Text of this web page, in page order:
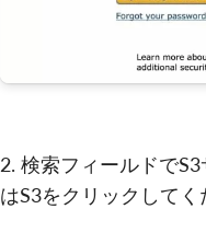
2. 検索フィールドで
はS3をクリックしてく